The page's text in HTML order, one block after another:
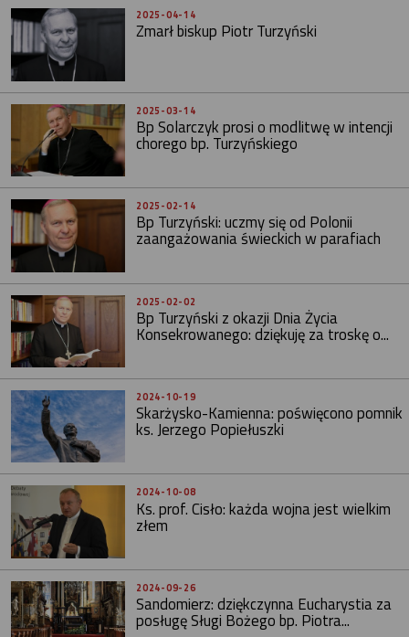
2025-04-14
Zmarł biskup Piotr Turzyński
2025-03-14
Bp Solarczyk prosi o modlitwę w intencji
chorego bp. Turzyńskiego
2025-02-14
Bp Turzyński: uczmy się od Polonii
zaangażowania świeckich w parafiach
2025-02-02
Bp Turzyński z okazji Dnia Życia
Konsekrowanego: dziękuję za troskę o...
2024-10-19
Skarżysko-Kamienna: poświęcono pomnik
ks. Jerzego Popiełuszki
2024-10-08
Ks. prof. Cisło: każda wojna jest wielkim
złem
2024-09-26
Sandomierz: dziękczynna Eucharystia za
posługę Sługi Bożego bp. Piotra...